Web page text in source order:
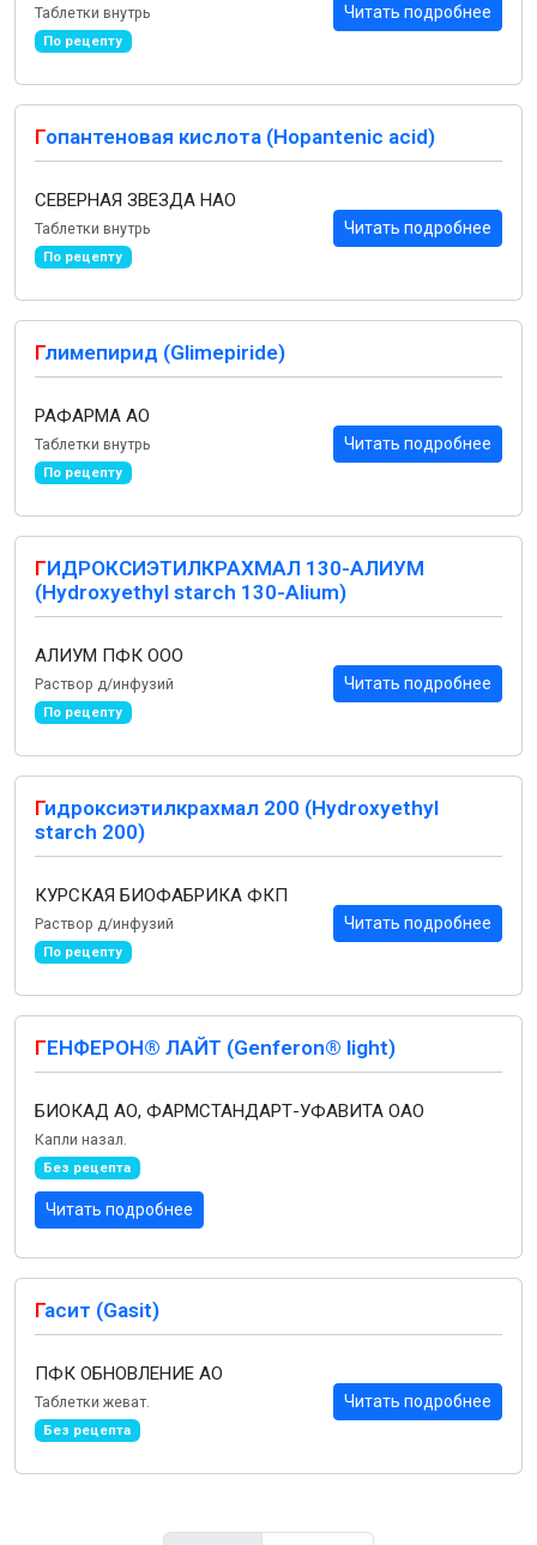
Таблетки внутрь
По рецепту
Читать подробнее
Гопантеновая кислота (Hopantenic acid)
СЕВЕРНАЯ ЗВЕЗДА НАО
Таблетки внутрь
По рецепту
Читать подробнее
Глимепирид (Glimepiride)
РАФАРМА АО
Таблетки внутрь
По рецепту
Читать подробнее
ГИДРОКСИЭТИЛКРАХМАЛ 130-АЛИУМ
(Hydroxyethyl starch 130-Alium)
АЛИУМ ПФК ООО
Раствор д/инфузий
По рецепту
Читать подробнее
Гидроксиэтилкрахмал 200 (Hydroxyethyl
starch 200)
КУРСКАЯ БИОФАБРИКА ФКП
Раствор д/инфузий
По рецепту
Читать подробнее
ГЕНФЕРОН® ЛАЙТ (Genferon® light)
БИОКАД АО, ФАРМСТАНДАРТ-УФАВИТА ОАО
Капли назал.
Без рецепта
Читать подробнее
Гасит (Gasit)
ПФК ОБНОВЛЕНИЕ АО
Таблетки жеват.
Без рецепта
Читать подробнее